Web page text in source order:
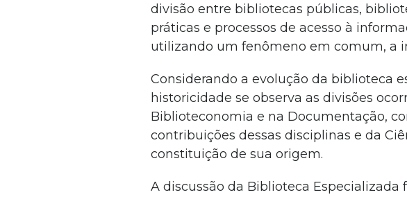
divisão entre bibliotecas públicas,
práticas e processos de acesso à
utilizando um fenômeno em comum, a
Considerando a evolução da biblioteca
historicidade se observa as divisões
Biblioteconomia e na Documentação,
contribuições dessas disciplinas e da
constituição de sua origem.
A discussão da Biblioteca Especializada